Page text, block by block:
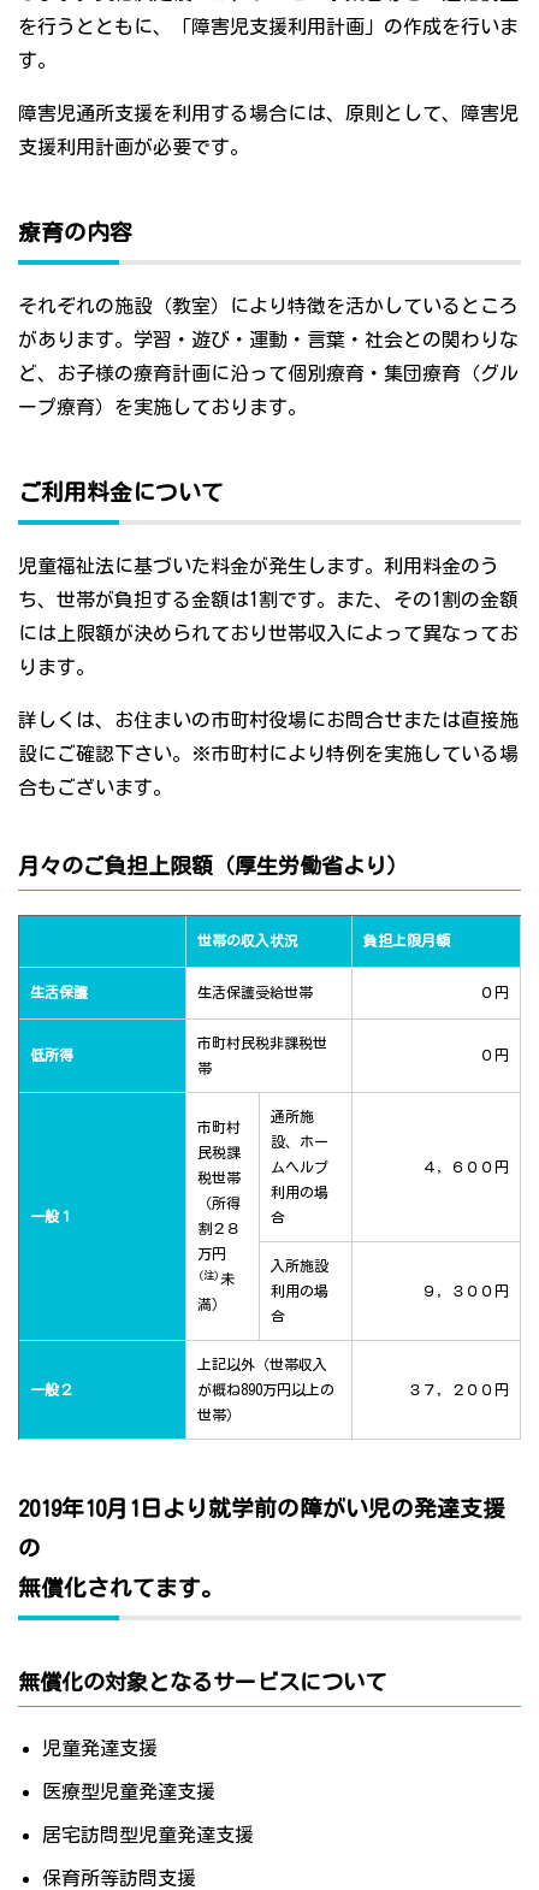
を行うとともに、「障害児支援利用計画」の作成を行いま
す。
障害児通所支援を利用する場合には、原則として、障害児
支援利用計画が必要です。
療育の内容
それぞれの施設（教室）により特徴を活かしているところ
があります。学習・遊び・運動・言葉・社会との関わりな
ど、お子様の療育計画に沿って個別療育・集団療育（グル
ープ療育）を実施しております。
ご利用料金について
児童福祉法に基づいた料金が発生します。利用料金のう
ち、世帯が負担する金額は1割です。また、その1割の金額
には上限額が決められており世帯収入によって異なってお
ります。
詳しくは、お住まいの市町村役場にお問合せまたは直接施
設にご確認下さい。※市町村により特例を実施している場
合もございます。
月々のご負担上限額（厚生労働省より）
世帯の収入状況 負担上限月額
生活保護 生活保護受給世帯 ０円
低所得
市町村民税非課税世
帯
０円
一般１
市町村
民税課
税世帯
（所得
割２８
万円
(注) 未
満）
通所施
設、ホー
ムヘルプ
利用の場
合
４，６００円
入所施設
利用の場
合
９，３００円
一般２
上記以外（世帯収入
が概ね890万円以上の
世帯）
３７，２００円
2019年10月1日より就学前の障がい児の発達支援
の
無償化されてます。
無償化の対象となるサービスについて
児童発達支援
医療型児童発達支援
居宅訪問型児童発達支援
保育所等訪問支援